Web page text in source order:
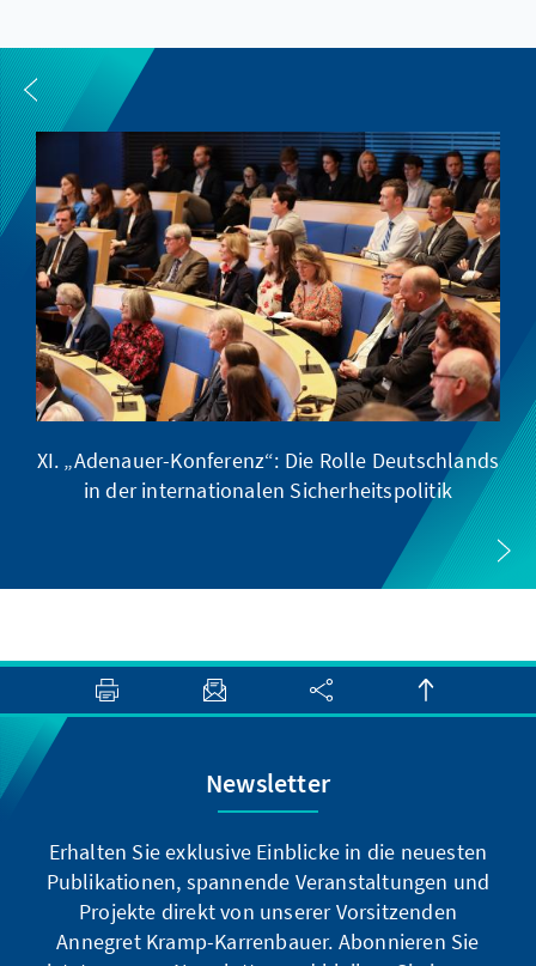
XI. „Adenauer-Konferenz“: Die Rolle Deutschlands
in der internationalen Sicherheitspolitik
Newsletter
Erhalten Sie exklusive Einblicke in die neuesten
Publikationen, spannende Veranstaltungen und
Projekte direkt von unserer Vorsitzenden
Annegret Kramp-Karrenbauer. Abonnieren Sie